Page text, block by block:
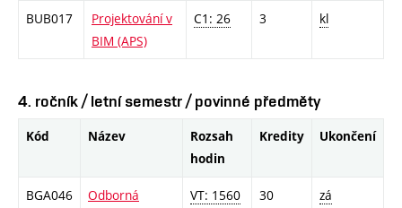
BUB017
Projektování v
BIM (APS)
C1: 26 3 kl
4. ročník / letní semestr / povinné předměty
Kód Název
Rozsah
hodin
Kredity Ukončení
BGA046
Odborná
VT: 1560 30 zá